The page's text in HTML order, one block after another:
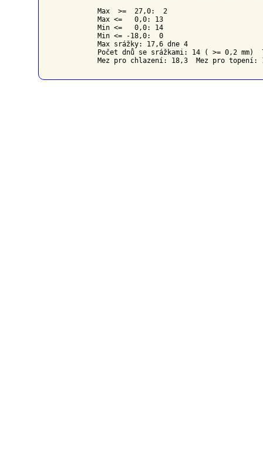
Max  >=  27,0:  2
Max <=   0,0: 13
Min <=   0,0: 14
Min <= -18,0:  0
Max srážky: 17,6 dne 4
Počet dnů se srážkami: 14 ( >= 0,2 mm)